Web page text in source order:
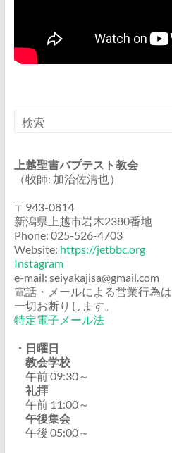
上越聖書バプテスト教会
（牧師: 加治佐清也）
〒943-0814
新潟県上越市岩木2380番地
Phone: 025-526-4703
Website: https://jetbbc.org
Instagram
e-mail: seiyakajisa@gmail.com
電話・メールによる営業行為は
一切お断りします。
特定電子メール法
・日曜日
教会学校
午前 09:30～
礼拝
午前 11:00～
午後集会
午後 05:00～